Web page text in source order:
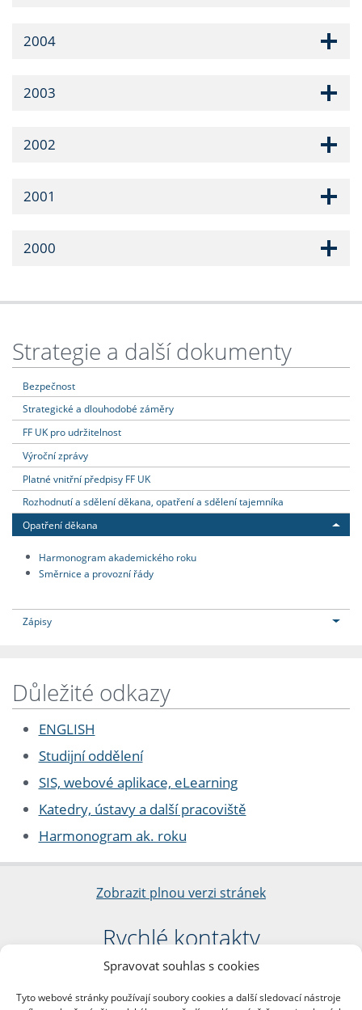
Spravovat souhlas s cookies
Tyto webové stránky používají soubory cookies a další sledovací nástroje
2004
2003
2002
2001
2000
Strategie a další dokumenty
Bezpečnost
Strategické a dlouhodobé záměry
FF UK pro udržitelnost
Výroční zprávy
Platné vnitřní předpisy FF UK
Rozhodnutí a sdělení děkana, opatření a sdělení tajemníka
Opatření děkana
Harmonogram akademického roku
Směrnice a provozní řády
Zápisy
Důležité odkazy
ENGLISH
Studijní oddělení
SIS, webové aplikace, eLearning
Katedry, ústavy a další pracoviště
Harmonogram ak. roku
Zobrazit plnou verzi stránek
Rychlé kontakty
Filozofická fakulta
nám. Jana Palacha 1/2